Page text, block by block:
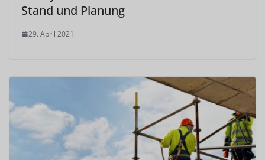
Stand und Planung
29. April 2021